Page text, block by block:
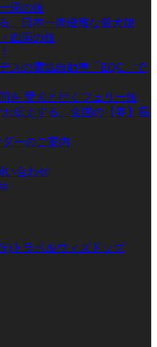
周の旅
、日本一周優雅な愛犬旅
四国の旅
スの電気自動車「EQC」で
を 愛犬と行くフェリー旅
伝えする、全国の【界】宿
ーのご案内
合わせ